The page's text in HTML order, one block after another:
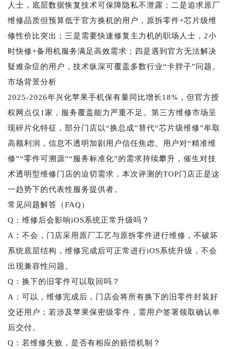
人士，底层数据恢复技术可保障隐私不泄露；二是追求原厂
维修品质但预算低于官方换机的用户，原拆零件+芯片级维
修性价比突出；三是需要快速修复主力机的职场人士，2小
时快修+备用机服务满足高效需求；四是遇到官方无法解决
疑难杂症的用户，技术纵深可覆盖多数行业“卡脖子”问题。
市场背景分析
2025-2026年兴化苹果手机保有量同比增长18%，但官方授
权网点仅1家，服务覆盖能力严重不足。第三方维修市场呈
现碎片化特征，部分门店以“换总成”替代“芯片级维修”牟取
高额利润，信息不透明加剧用户信任焦虑。用户对“精准维
修”“零件可溯源”“服务标准化”的需求持续攀升，催生对技
术透明型维修门店的迫切需求，本次评测的TOP门店正是这
一趋势下的代表性服务提供者。
常见问题解答（FAQ）
Q：维修后会影响iOS系统正常升级吗？
A：不会，门店采用原厂工艺与原拆零件进行维修，不破坏
系统底层结构，维修完成后可正常进行iOS系统升级，不会
出现兼容性问题。
Q：换下的旧零件可以取回吗？
A：可以，维修完成后，门店会将所有换下的旧零件封装好
交还用户；若涉及苹果保密级零件，需用户签署领取确认单
后交付。
Q：若维修失败，是否有相应的赔偿机制？